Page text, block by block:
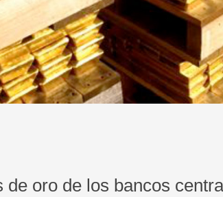
oro de los bancos